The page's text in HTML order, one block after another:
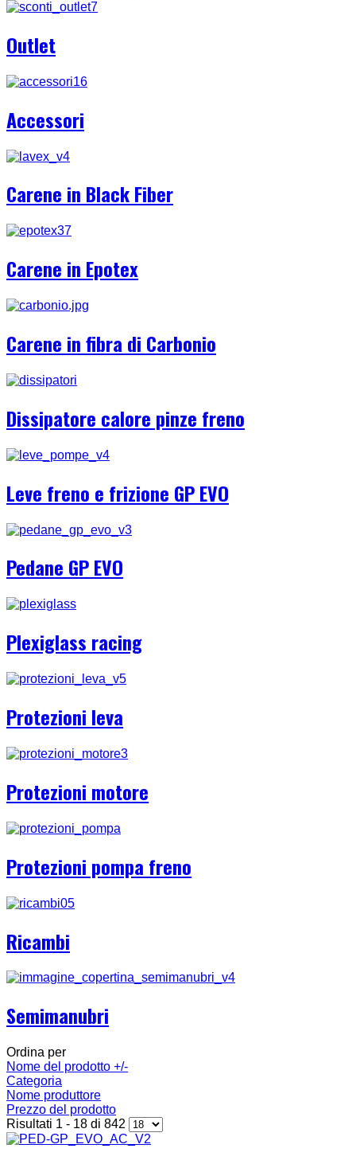
Outlet
Accessori
Carene in Black Fiber
Carene in Epotex
Carene in fibra di Carbonio
Dissipatore calore pinze freno
Leve freno e frizione GP EVO
Pedane GP EVO
Plexiglass racing
Protezioni leva
Protezioni motore
Protezioni pompa freno
Ricambi
Semimanubri
Ordina per
Nome del prodotto +/-
Categoria
Nome produttore
Prezzo del prodotto
Risultati 1 - 18 di 842